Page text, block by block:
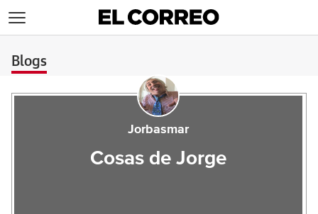
Blogs
Jorbasmar
Cosas de Jorge